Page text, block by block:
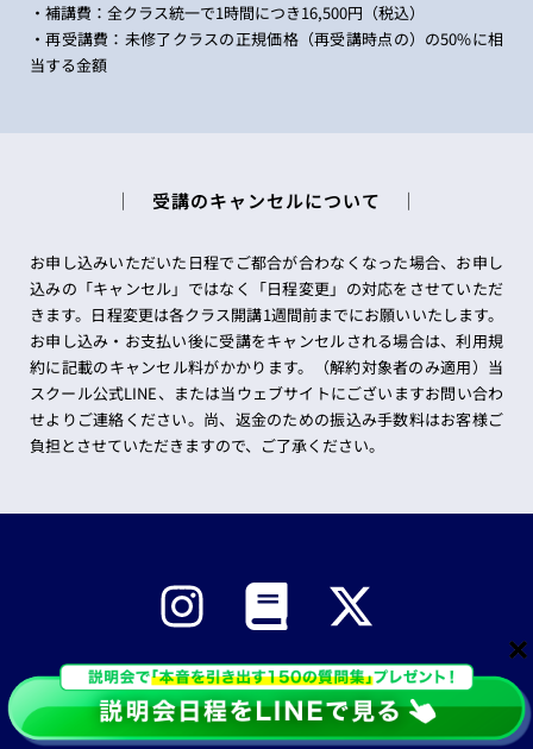
・補講費：全クラス統一で1時間につき16,500円（税込）
・再受講費：未修了クラスの正規価格（再受講時点の）の50%に相
当する金額
│ 受講のキャンセルについて │
お申し込みいただいた日程でご都合が合わなくなった場合、お申し
込みの「キャンセル」ではなく「日程変更」の対応をさせていただ
きます。日程変更は各クラス開講1週間前までにお願いいたします。
お申し込み・お支払い後に受講をキャンセルされる場合は、利用規
約に記載のキャンセル料がかかります。（解約対象者のみ適用）当
スクール公式LINE、または当ウェブサイトにございますお問い合わ
せよりご連絡ください。尚、返金のための振込み手数料はお客様ご
負担とさせていただきますので、ご了承ください。
受講クラス